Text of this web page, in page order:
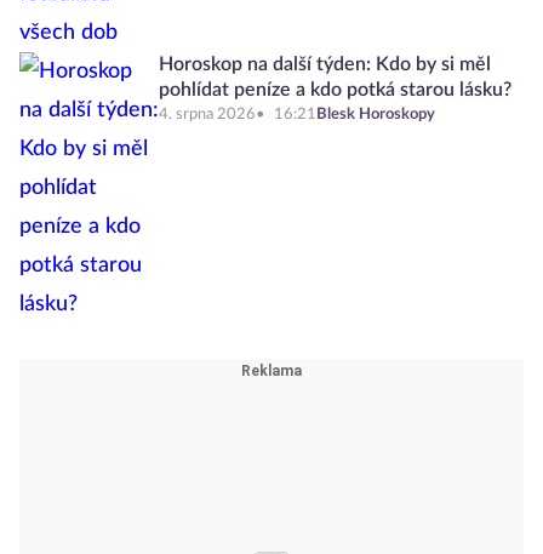
Horoskop na další týden: Kdo by si měl
pohlídat peníze a kdo potká starou lásku?
4. srpna 2026 16:21 Blesk Horoskopy